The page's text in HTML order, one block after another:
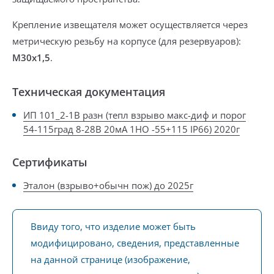
Крепление извещателя может осуществляется через
метрическую резьбу на корпусе (для резервуаров):
М30х1,5.
Техническая документация
ИП 101_2-1В разн (тепл взрыво макс-диф и порог
54-115град 8-28В 20мА 1НО -55+115 IP66) 2020г
Сертификаты
Эталон (взрыво+обычн пож) до 2025г
Ввиду того, что изделие может быть
модифицировано, сведения, представленные
на данной странице (изображение,